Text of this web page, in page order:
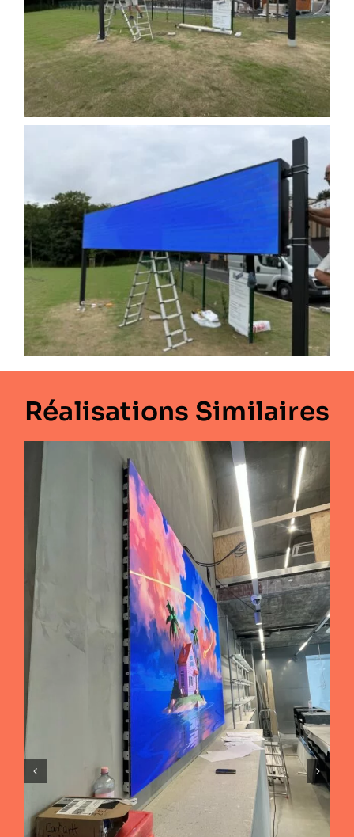
Réalisations Similaires
Installation
vidéoprojecteur –
Vitrine éphémère
ASICS (Châtelet-les-
Halles)